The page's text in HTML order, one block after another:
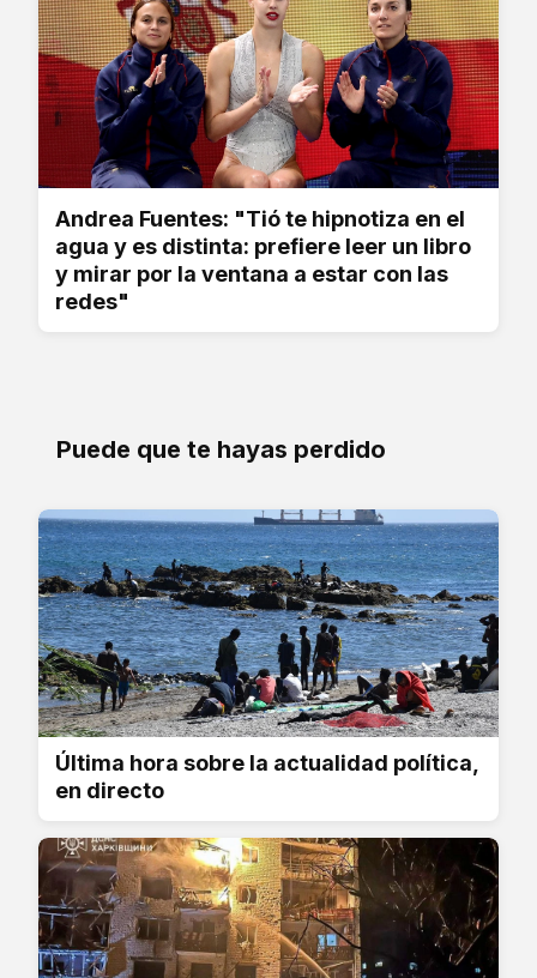
Andrea Fuentes: "Tió te hipnotiza en el
agua y es distinta: prefiere leer un libro
y mirar por la ventana a estar con las
redes"
Puede que te hayas perdido
Última hora sobre la actualidad política,
en directo